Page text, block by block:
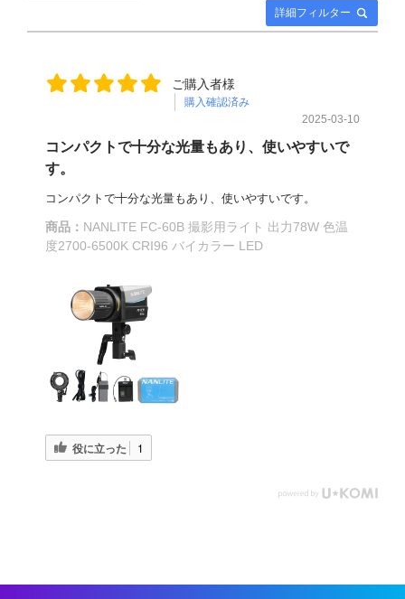
詳細フィルター
ご購入者様
購入確認済み
2025-03-10
コンパクトで十分な光量もあり、使いやすいで
す。
コンパクトで十分な光量もあり、使いやすいです。
商品： NANLITE FC-60B 撮影用ライト 出力78W 色温
度2700-6500K CRI96 バイカラー LED
役に立った 1